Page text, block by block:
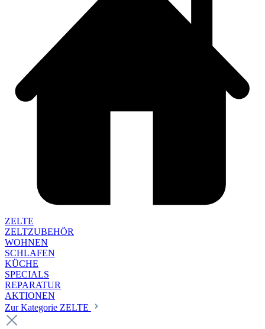
ZELTE
ZELTZUBEHÖR
WOHNEN
SCHLAFEN
KÜCHE
SPECIALS
REPARATUR
AKTIONEN
Zur Kategorie ZELTE